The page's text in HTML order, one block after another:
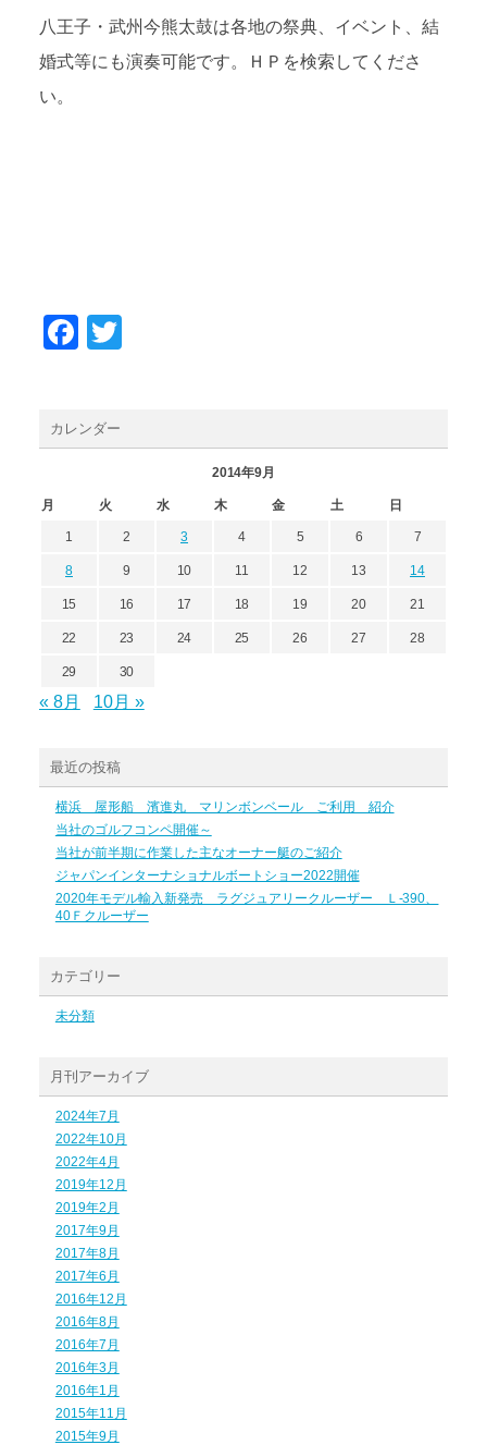
八王子・武州今熊太鼓は各地の祭典、イベント、結
婚式等にも演奏可能です。ＨＰを検索してくださ
い。
Facebook
Twitter
カレンダー
2014年9月
月 火 水 木 金 土 日
1 2 3 4 5 6 7
8 9 10 11 12 13 14
15 16 17 18 19 20 21
22 23 24 25 26 27 28
29 30
« 8月 10月 »
最近の投稿
横浜 屋形船 濱進丸 マリンボンベール ご利用 紹介
当社のゴルフコンペ開催～
当社が前半期に作業した主なオーナー艇のご紹介
ジャパンインターナショナルボートショー2022開催
2020年モデル輸入新発売 ラグジュアリークルーザー Ｌ-390、
40Ｆクルーザー
カテゴリー
未分類
月刊アーカイブ
2024年7月
2022年10月
2022年4月
2019年12月
2019年2月
2017年9月
2017年8月
2017年6月
2016年12月
2016年8月
2016年7月
2016年3月
2016年1月
2015年11月
2015年9月